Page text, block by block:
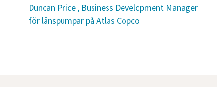
Duncan Price , Business Development Manager
för länspumpar på Atlas Copco